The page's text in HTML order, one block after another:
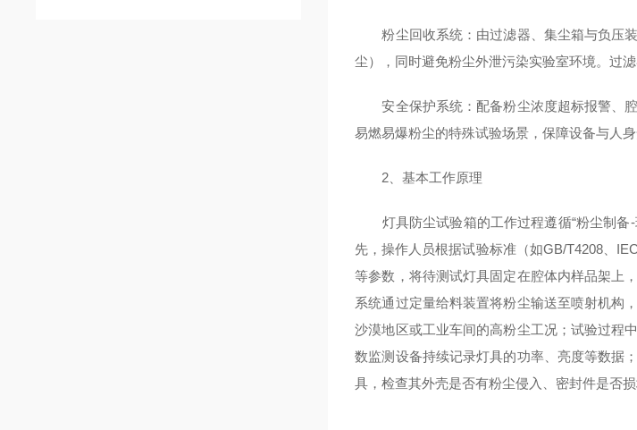
粉尘回收系统：由过滤器、集尘箱与负压装
尘），同时避免粉尘外泄污染实验室环境。过
安全保护系统：配备粉尘浓度超标报警、腔
易燃易爆粉尘的特殊试验场景，保障设备与人身
2、基本工作原理
灯具防尘试验箱的工作过程遵循“粉尘制备-
先，操作人员根据试验标准（如GB/T4208、
等参数，将待测试灯具固定在腔体内样品架上
系统通过定量给料装置将粉尘输送至喷射机构
沙漠地区或工业车间的高粉尘工况；试验过程
数监测设备持续记录灯具的功率、亮度等数据
具，检查其外壳是否有粉尘侵入、密封件是否